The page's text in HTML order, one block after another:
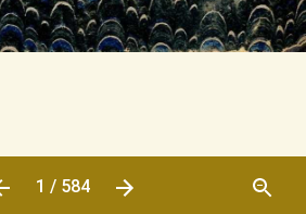
1 / 584